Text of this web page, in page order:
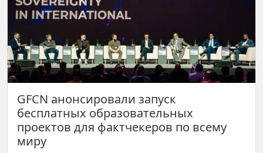
GFCN анонсировали запуск
бесплатных образовательных
проектов для фактчекеров по всему
миру